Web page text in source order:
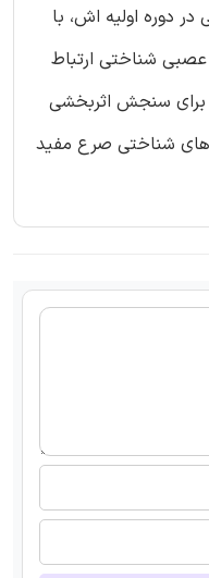
دوره اولیه اش، با
شناختی ارتباط
برای سنجش اثربخشی
شناختی صرع مفید